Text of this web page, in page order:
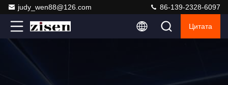
judy_wen88@126.com 86-139-2328-6097
Цитата